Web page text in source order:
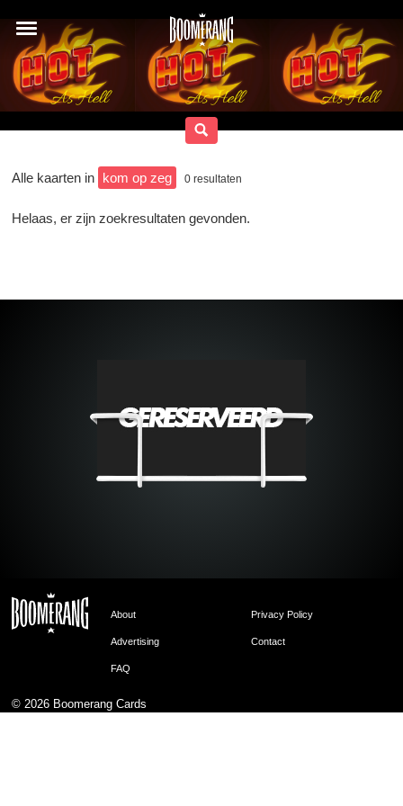
Alle kaarten in kom op zeg 0 resultaten
Helaas, er zijn zoekresultaten gevonden.
About Privacy Policy
Advertising Contact
FAQ
© 2026 Boomerang Cards